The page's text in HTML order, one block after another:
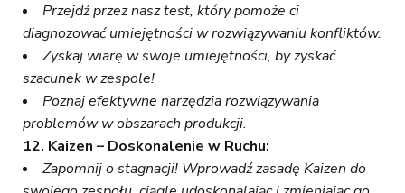
Przejdź przez nasz test, który pomoże ci
diagnozować umiejętności w rozwiązywaniu konfliktów.
Zyskaj wiarę w swoje umiejętności, by zyskać
szacunek w zespole!
Poznaj efektywne narzędzia rozwiązywania
problemów w obszarach produkcji.
12. Kaizen – Doskonalenie w Ruchu:
Zapomnij o stagnacji! Wprowadź zasadę Kaizen do